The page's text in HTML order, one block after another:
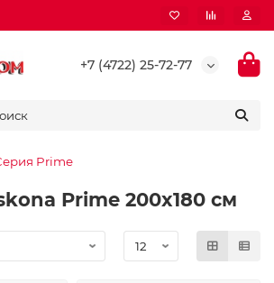
+7 (4722) 25-72-77
Prime
Prime 200x180 см